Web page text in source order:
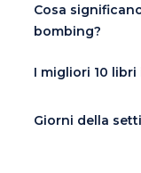
Cosa
bombing?
I migliori 10
Giorni della